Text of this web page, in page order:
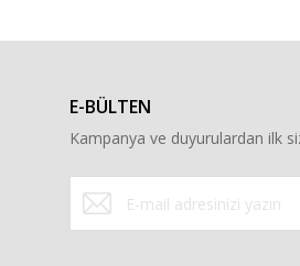
Ürün bilgilerinde hatalar
Ürün fiyatı diğer sitelerden
Bu ürüne benzer farklı
E-BÜLTEN
Kampanya ve duyurulardan ilk